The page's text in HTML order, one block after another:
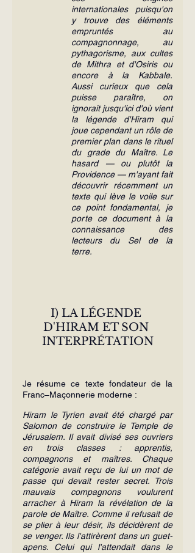
internationales puisqu'on
y trouve des éléments
empruntés au
compagnonnage, au
pythagorisme, aux cultes
de Mithra et d'Osiris ou
encore à la Kabbale.
Aussi curieux que cela
puisse paraître, on
ignorait jusqu'ici d'où vient
la légende d'Hiram qui
joue cependant un rôle de
premier plan dans le rituel
du grade du Maître. Le
hasard — ou plutôt la
Providence — m'ayant fait
découvrir récemment un
texte qui lève le voile sur
ce point fondamental, je
porte ce document à la
connaissance des
lecteurs du Sel de la
terre.
I) LA LÉGENDE
D'HIRAM ET SON
INTERPRÉTATION
Je résume ce texte fondateur de la
Franc–Maçonnerie moderne :
Hiram le Tyrien avait été chargé par
Salomon de construire le Temple de
Jérusalem. Il avait divisé ses ouvriers
en trois classes : apprentis,
compagnons et maîtres. Chaque
catégorie avait reçu de lui un mot de
passe qui devait rester secret. Trois
mauvais compagnons voulurent
arracher à Hiram la révélation de la
parole de Maître. Comme il refusait de
se plier à leur désir, ils décidèrent de
se venger. Ils l'attirèrent dans un guet-
apens. Celui qui l'attendait dans le